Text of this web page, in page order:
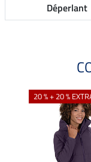
Déperlant
20 % + 20 %